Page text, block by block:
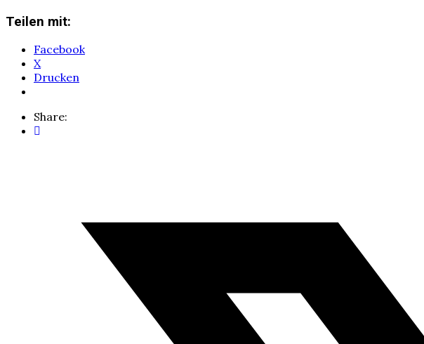
Teilen mit:
Facebook
X
Drucken
Share: